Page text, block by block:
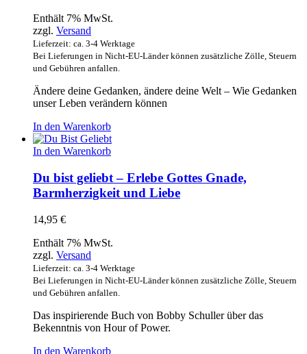
Enthält 7% MwSt.
zzgl. Versand
Lieferzeit: ca. 3-4 Werktage
Bei Lieferungen in Nicht-EU-Länder können zusätzliche Zölle, Steuern
und Gebühren anfallen.
Ändere deine Gedanken, ändere deine Welt – Wie Gedanken
unser Leben verändern können
In den Warenkorb
In den Warenkorb
Du bist geliebt – Erlebe Gottes Gnade,
Barmherzigkeit und Liebe
14,95 €
Enthält 7% MwSt.
zzgl. Versand
Lieferzeit: ca. 3-4 Werktage
Bei Lieferungen in Nicht-EU-Länder können zusätzliche Zölle, Steuern
und Gebühren anfallen.
Das inspirierende Buch von Bobby Schuller über das
Bekenntnis von Hour of Power.
In den Warenkorb